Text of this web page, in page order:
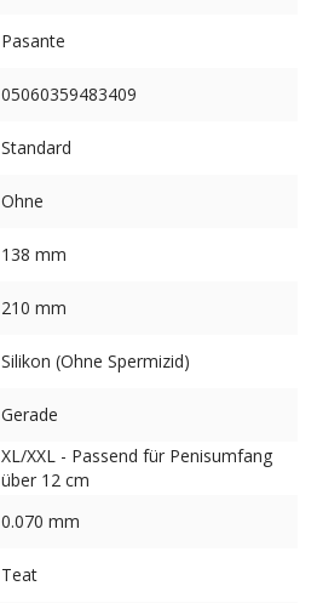
Pasante
05060359483409
Standard
Ohne
138 mm
210 mm
Silikon (Ohne Spermizid)
Gerade
XL/XXL - Passend für Penisumfang
über 12 cm
0.070 mm
Teat